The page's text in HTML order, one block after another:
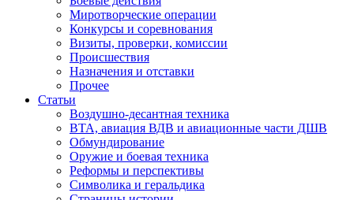
Миротворческие операции
Конкурсы и соревнования
Визиты, проверки, комиссии
Происшествия
Назначения и отставки
Прочее
Статьи
Воздушно-десантная техника
ВТА, авиация ВДВ и авиационные части ДШВ
Обмундирование
Оружие и боевая техника
Реформы и перспективы
Символика и геральдика